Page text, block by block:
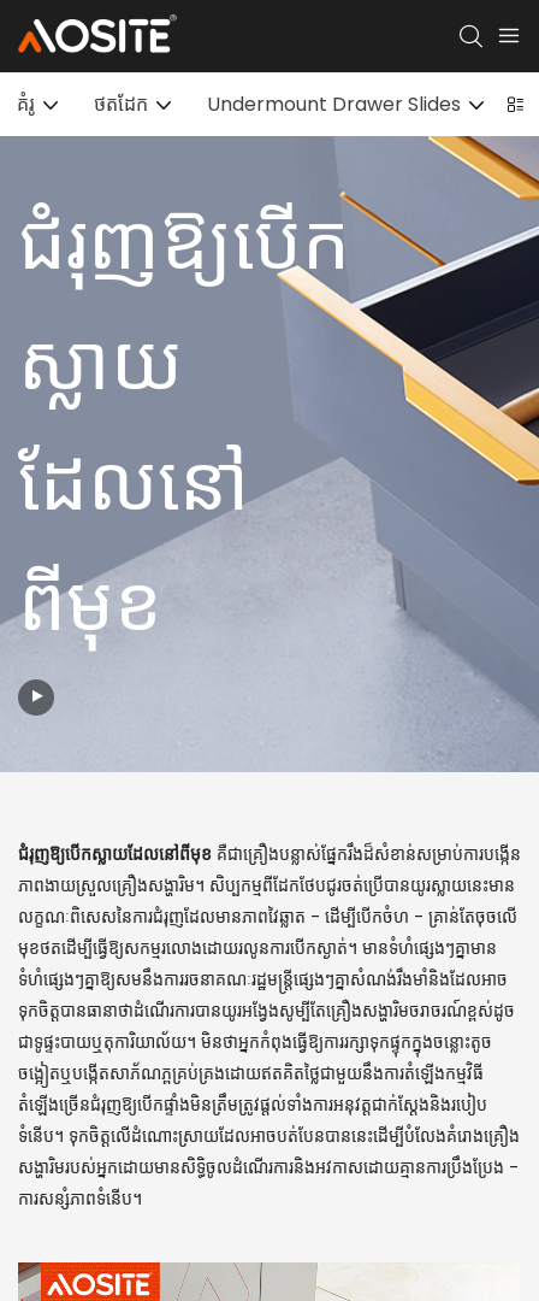
គំរូ ថតដែក Undermount Drawer Slides ស្
ជំរុញឱ្យបើក
ស្លាយ
ដែលនៅ
ពីមុខ
ជំរុញឱ្យបើកស្លាយដែលនៅពីមុខ គឺជាគ្រឿងបន្លាស់ផ្នែករឹងដ៏សំខាន់សម្រាប់ការបង្កើន
ភាពងាយស្រួលគ្រឿងសង្ហារិម។ សិប្បកម្មពីដែកថែបជូរចត់ប្រើបានយូរស្លាយនេះមាន
លក្ខណៈពិសេសនៃការជំរុញដែលមានភាពវៃឆ្លាត - ដើម្បីបើកចំហ - គ្រាន់តែចុចលើ
មុខថតដើម្បីធ្វើឱ្យសកម្មរលោងដោយរលូនការបើកស្ងាត់។ មានទំហំផ្សេងៗគ្នាមាន
ទំហំផ្សេងៗគ្នាឱ្យសមនឹងការរចនាគណៈរដ្ឋមន្ត្រីផ្សេងៗគ្នាសំណង់រឹងមាំនិងដែលអាច
ទុកចិត្តបានធានាថាដំណើរការបានយូរអង្វែងសូម្បីតែគ្រឿងសង្ហារិមចរាចរណ៍ខ្ពស់ដូច
ជាទូផ្ទះបាយឬតុការិយាល័យ។ មិនថាអ្នកកំពុងធ្វើឱ្យការរក្សាទុកផ្ទុកក្នុងចន្លោះតូច
ចង្អៀតឬបង្កើតសាភ័ណភ្ពគ្រប់គ្រងដោយឥតគិតថ្លៃជាមួយនឹងការតំឡើងកម្មវិធី
តំឡើងច្រើនជំរុញឱ្យបើកផ្ទាំងមិនត្រឹមត្រូវផ្តល់ទាំងការអនុវត្តជាក់ស្តែងនិងរបៀប
ទំនើប។ ទុកចិត្តលើដំណោះស្រាយដែលអាចបត់បែនបាននេះដើម្បីបំលែងគំរោងគ្រឿង
សង្ហារិមរបស់អ្នកដោយមានសិទ្ធិចូលដំណើរការនិងអវកាសដោយគ្មានការប្រឹងប្រែង -
ការសន្សំភាពទំនើប។